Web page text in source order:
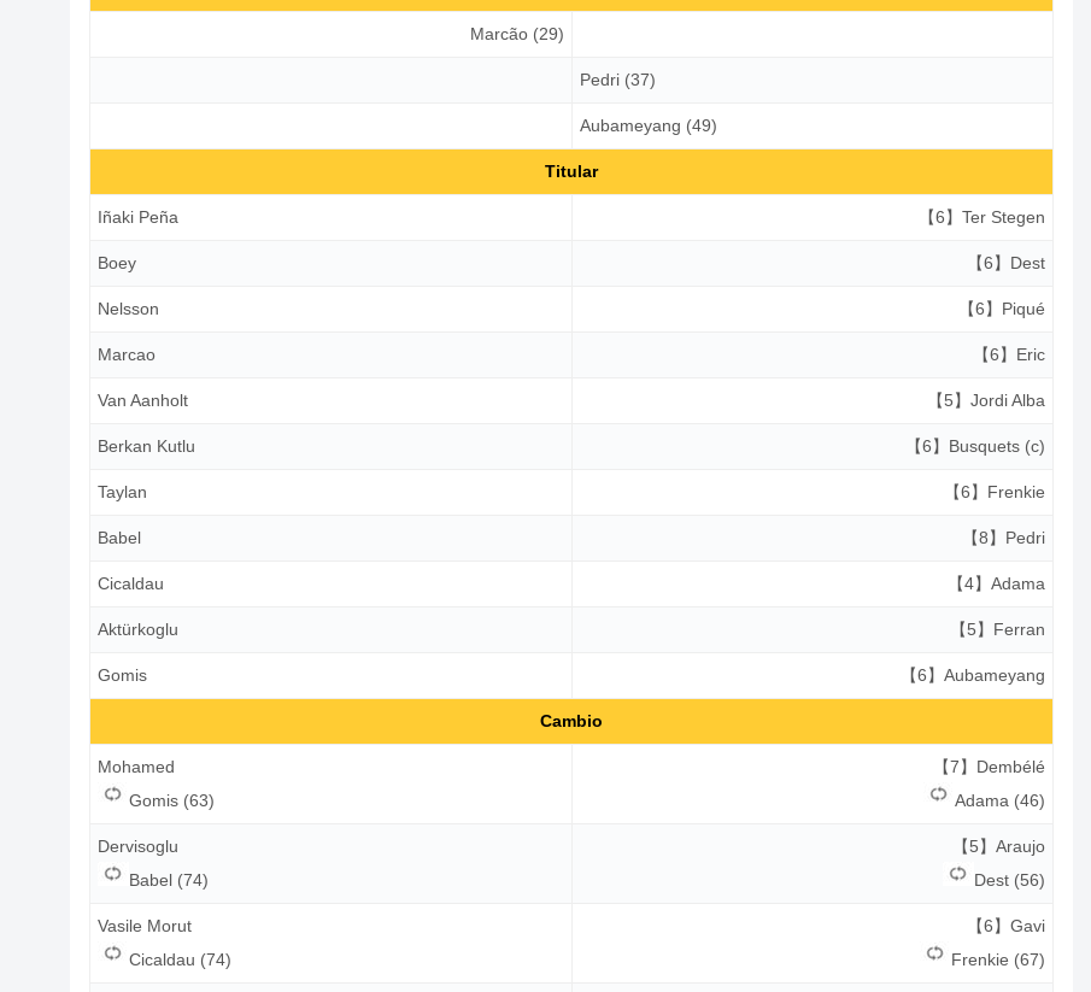
Marcão (29)
Pedri (37)
Aubameyang (49)
Titular
Iñaki Peña 【6】Ter Stegen
Boey 【6】Dest
Nelsson 【6】Piqué
Marcao 【6】Eric
Van Aanholt 【5】Jordi Alba
Berkan Kutlu 【6】Busquets (c)
Taylan 【6】Frenkie
Babel 【8】Pedri
Cicaldau 【4】Adama
Aktürkoglu 【5】Ferran
Gomis 【6】Aubameyang
Cambio
Mohamed
Gomis (63)
【7】Dembélé
Adama (46)
Dervisoglu
Babel (74)
【5】Araujo
Dest (56)
Vasile Morut
Cicaldau (74)
【6】Gavi
Frenkie (67)